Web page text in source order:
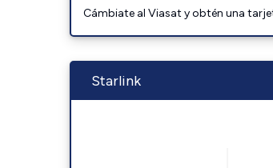
Cámbiate al Viasat y obtén una
Starlink